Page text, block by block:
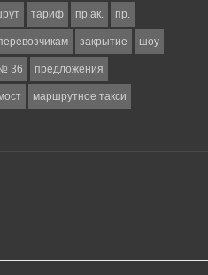
тариф пр.ак. пр.
закрытие шоу
36 предложения
маршрутное такси